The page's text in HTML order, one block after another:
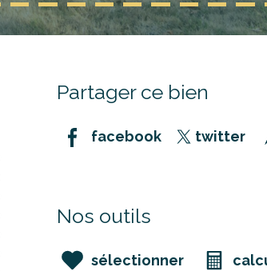
Partager ce bien
facebook twitter
Nos outils
sélectionner